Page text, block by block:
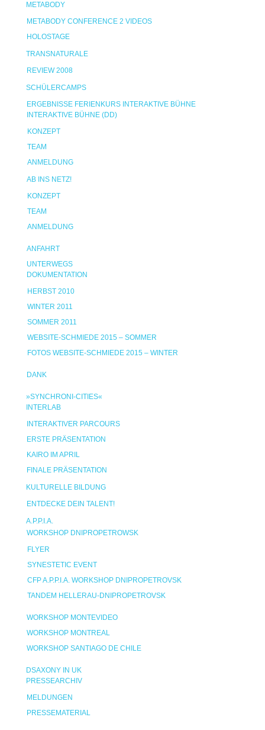
METABODY
METABODY CONFERENCE 2 VIDEOS
HOLOSTAGE
TRANSNATURALE
REVIEW 2008
SCHÜLERCAMPS
ERGEBNISSE FERIENKURS INTERAKTIVE BÜHNE
INTERAKTIVE BÜHNE (DD)
KONZEPT
TEAM
ANMELDUNG
AB INS NETZ!
KONZEPT
TEAM
ANMELDUNG
ANFAHRT
UNTERWEGS
DOKUMENTATION
HERBST 2010
WINTER 2011
SOMMER 2011
WEBSITE-SCHMIEDE 2015 – SOMMER
FOTOS WEBSITE-SCHMIEDE 2015 – WINTER
DANK
»SYNCHRONI-CITIES«
INTERLAB
INTERAKTIVER PARCOURS
ERSTE PRÄSENTATION
KAIRO IM APRIL
FINALE PRÄSENTATION
KULTURELLE BILDUNG
ENTDECKE DEIN TALENT!
A.P.P.I.A.
WORKSHOP DNIPROPETROWSK
FLYER
SYNESTETIC EVENT
CFP A.P.P.I.A. WORKSHOP DNIPROPETROVSK
TANDEM HELLERAU-DNIPROPETROVSK
WORKSHOP MONTEVIDEO
WORKSHOP MONTREAL
WORKSHOP SANTIAGO DE CHILE
DSAXONY IN UK
PRESSEARCHIV
MELDUNGEN
PRESSEMATERIAL